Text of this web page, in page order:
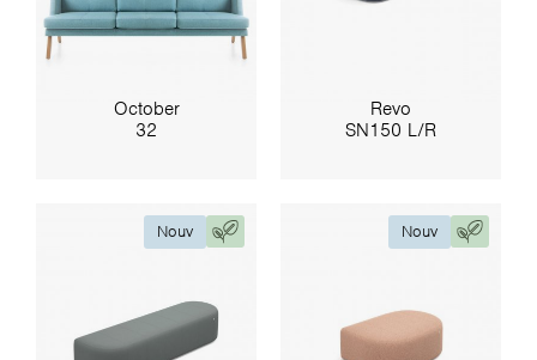
October
32
Revo
SN150 L/R
Nouv Nouv